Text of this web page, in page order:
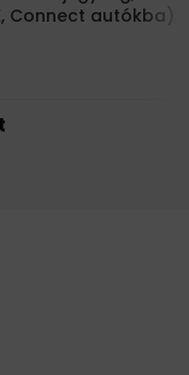
Connect autókba)